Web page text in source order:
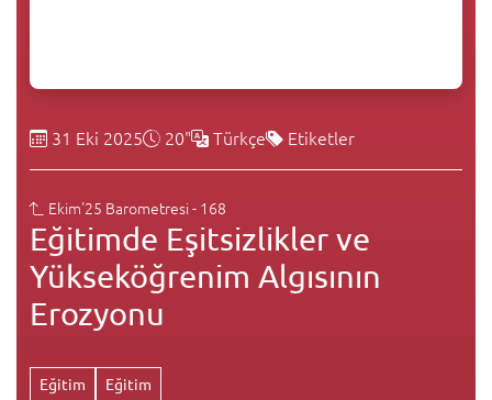
31 Eki 2025 20" Türkçe Etiketler
Ekim'25 Barometresi - 168
Eğitimde Eşitsizlikler ve
Yükseköğrenim Algısının
Erozyonu
Eğitim Eğitim